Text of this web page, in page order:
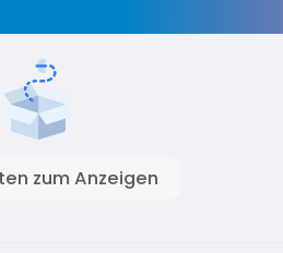
zum Anzeigen